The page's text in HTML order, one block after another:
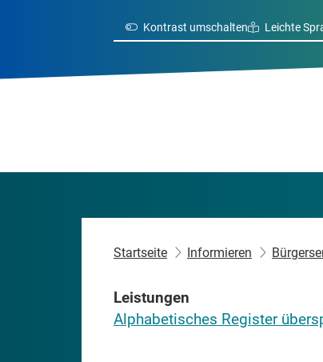
Kontrast umschalten Leichte
Startseite Informieren
Leistungen
Alphabetisches Register